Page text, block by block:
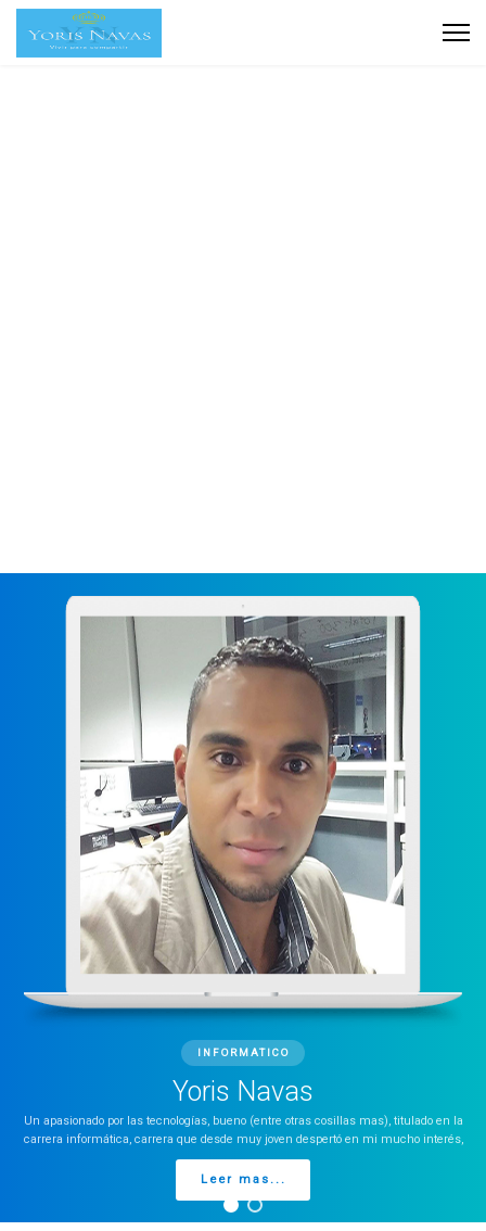
INFORMATICO
Yoris Navas
Un apasionado por las tecnologías, bueno (entre otras cosillas mas), titulado en la
carrera informática, carrera que desde muy joven despertó en mi mucho interés,
Leer mas...